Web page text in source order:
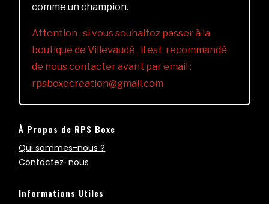
comme un champion.
Attention , si vous souhaitez passer à la
boutique de Villevaudé , il est recommandé
de nous contacter avant par email :
rpsboxecreation@gmail.com
À Propos de RPS Boxe
Qui sommes-nous ?
Contactez-nous
Informations Utiles